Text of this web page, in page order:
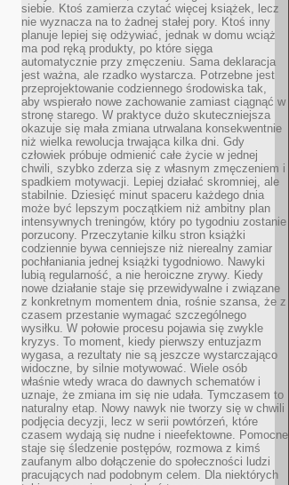
siebie. Ktoś zamierza czytać więcej książek, lecz
nie wyznacza na to żadnej stałej pory. Ktoś inny
planuje lepiej się odżywiać, jednak w domu wciąż
ma pod ręką produkty, po które sięga
automatycznie przy zmęczeniu. Sama deklaracja
jest ważna, ale rzadko wystarcza. Potrzebne jest
przeprojektowanie codziennego środowiska tak,
aby wspierało nowe zachowanie zamiast ciągnąć w
stronę starego. W praktyce dużo skuteczniejsza
okazuje się mała zmiana utrwalana konsekwentnie
niż wielka rewolucja trwająca kilka dni. Gdy
człowiek próbuje odmienić całe życie w jednej
chwili, szybko zderza się z własnym zmęczeniem i
spadkiem motywacji. Lepiej działać skromniej, ale
stabilnie. Dziesięć minut spaceru każdego dnia
może być lepszym początkiem niż ambitny plan
intensywnych treningów, który po tygodniu zostanie
porzucony. Przeczytanie kilku stron książki
codziennie bywa cenniejsze niż nierealny zamiar
pochłaniania jednej książki tygodniowo. Nawyki
lubią regularność, a nie heroiczne zrywy. Kiedy
nowe działanie staje się przewidywalne i związane
z konkretnym momentem dnia, rośnie szansa, że z
czasem przestanie wymagać szczególnego
wysiłku. W połowie procesu pojawia się zwykle
kryzys. To moment, kiedy pierwszy entuzjazm
wygasa, a rezultaty nie są jeszcze wystarczająco
widoczne, by silnie motywować. Wiele osób
właśnie wtedy wraca do dawnych schematów i
uznaje, że zmiana im się nie udała. Tymczasem to
naturalny etap. Nowy nawyk nie tworzy się w chwili
podjęcia decyzji, lecz w serii powtórzeń, które
czasem wydają się nudne i nieefektowne. Pomocne
staje się śledzenie postępów, rozmowa z kimś
zaufanym albo dołączenie do społeczności ludzi
pracujących nad podobnym celem. Dla niektórych